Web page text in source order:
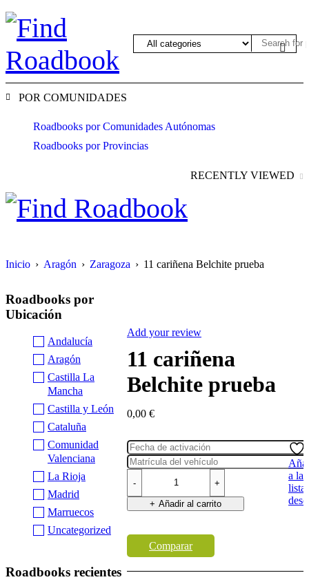
POR COMUNIDADES
Roadbooks por Comunidades Autónomas
Roadbooks por Provincias
RECENTLY VIEWED
Inicio › Aragón › Zaragoza › 11 cariñena Belchite prueba
Roadbooks por
Ubicación
Andalucía
Aragón
Castilla La
Mancha
Castilla y León
Cataluña
Comunidad
Valenciana
La Rioja
Madrid
Marruecos
Uncategorized
Roadbooks recientes
Add your review
11 cariñena
Belchite prueba
0,00 €
cariñena
Belchite
prueba
Añadir al carrito
a la
lista
Comparar